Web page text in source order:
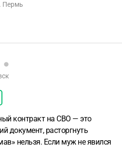
Пермь
контракт на СВО — это
документ, расторгнуть
нельзя. Если муж не явился